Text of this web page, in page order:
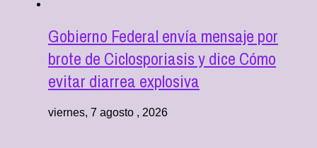
Gobierno Federal envía mensaje por
brote de Ciclosporiasis y dice Cómo
evitar diarrea explosiva
viernes, 7 agosto , 2026